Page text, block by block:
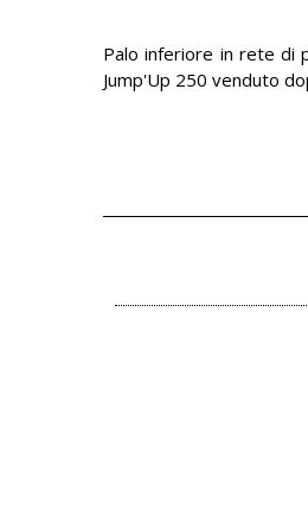
Palo inferiore in rete di
Jump'Up 250 venduto